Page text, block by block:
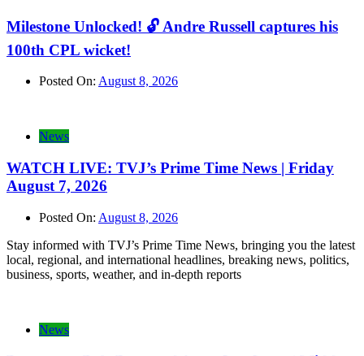
Milestone Unlocked! 🔓 Andre Russell captures his
100th CPL wicket!
Posted On: August 8, 2026
News
WATCH LIVE: TVJ’s Prime Time News | Friday
August 7, 2026
Posted On: August 8, 2026
Stay informed with TVJ’s Prime Time News, bringing you the latest
local, regional, and international headlines, breaking news, politics,
business, sports, weather, and in-depth reports
News